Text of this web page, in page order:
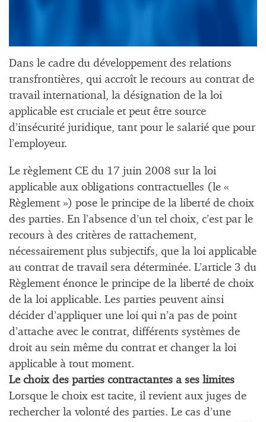
Dans le cadre du développement des relations
transfrontières, qui accroît le recours au contrat de
travail international, la désignation de la loi
applicable est cruciale et peut être source
d’insécurité juridique, tant pour le salarié que pour
l’employeur.
Le règlement CE du 17 juin 2008 sur la loi
applicable aux obligations contractuelles (le «
Règlement ») pose le principe de la liberté de choix
des parties. En l’absence d’un tel choix, c’est par le
recours à des critères de rattachement,
nécessairement plus subjectifs, que la loi applicable
au contrat de travail sera déterminée. L’article 3 du
Règlement énonce le principe de la liberté de choix
de la loi applicable. Les parties peuvent ainsi
décider d’appliquer une loi qui n’a pas de point
d’attache avec le contrat, différents systèmes de
droit au sein même du contrat et changer la loi
applicable à tout moment.
Le choix des parties contractantes a ses limites
Lorsque le choix est tacite, il revient aux juges de
rechercher la volonté des parties. Le cas d’une